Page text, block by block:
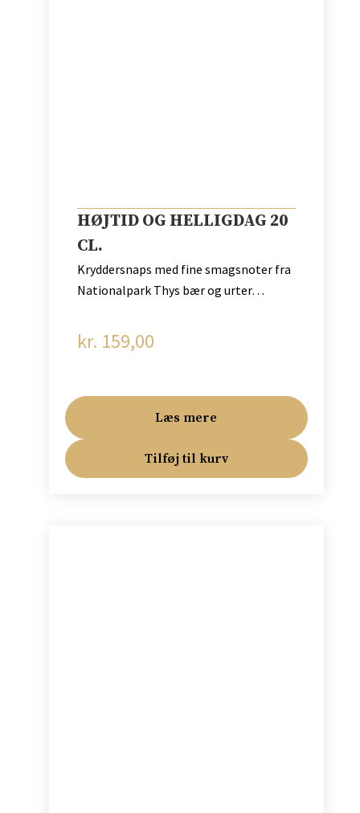
HØJTID OG HELLIGDAG 20
CL.
Kryddersnaps med fine smagsnoter fra
Nationalpark Thys bær og urter…
kr. 159,00
Læs mere
Tilføj til kurv